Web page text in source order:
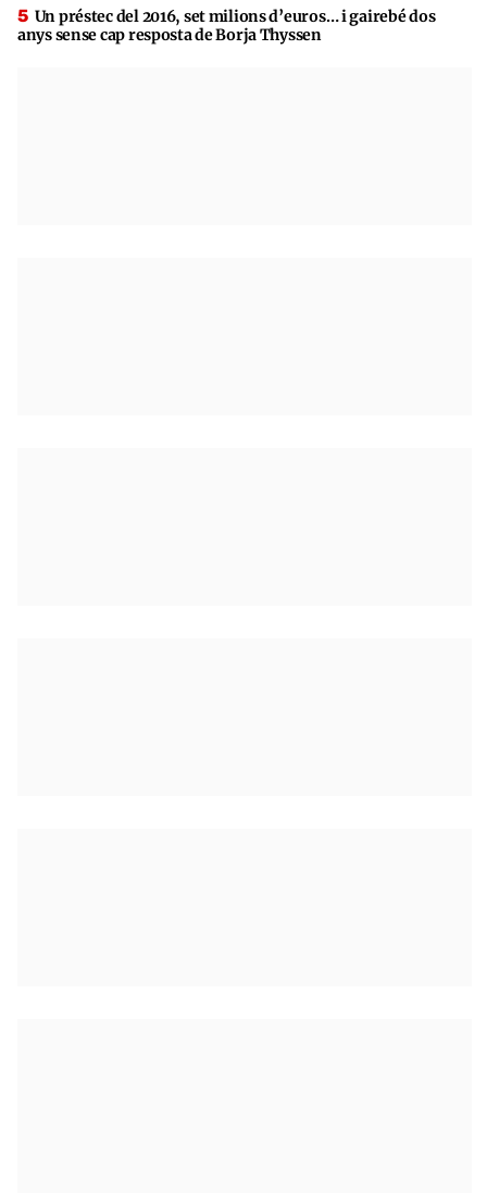
Un préstec del 2016, set milions d’euros… i gairebé dos
anys sense cap resposta de Borja Thyssen